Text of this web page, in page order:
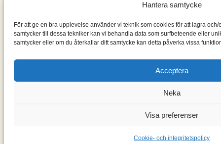
Hantera samtycke
För att ge en bra upplevelse använder vi teknik som cookies för att lagra
samtycker till dessa tekniker kan vi behandla data som surfbeteende eller
samtycker eller om du återkallar ditt samtycke kan detta påverka vissa
Acceptera
Neka
Visa preferenser
Cookie- och integritetspolicy